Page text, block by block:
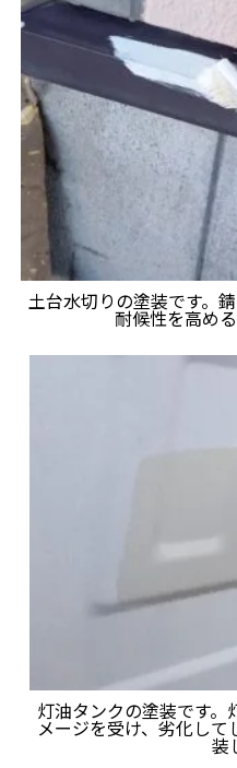
土台水切りの塗装です。
耐候性を高め
灯油タンクの塗装です
メージを受け、劣化して
装